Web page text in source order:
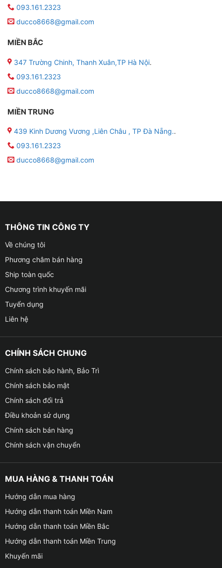
093.161.2323
ducco8668@gmail.com
MIỀN BẮC
347 Trường Chinh, Thanh Xuân,TP Hà Nội.
093.161.2323
ducco8668@gmail.com
MIỀN TRUNG
439 Kinh Dương Vương ,Liên Châu , TP Đà Nẵng..
093.161.2323
ducco8668@gmail.com
THÔNG TIN CÔNG TY
Về chúng tôi
Phương châm bán hàng
Ship toàn quốc
Chương trình khuyến mãi
Tuyển dụng
Liên hệ
CHÍNH SÁCH CHUNG
Chính sách bảo hành, Bảo Trì
Chính sách bảo mật
Chính sách đổi trả
Điều khoản sử dụng
Chính sách bán hàng
Chính sách vận chuyển
MUA HÀNG & THANH TOÁN
Hướng dẫn mua hàng
Hướng dẫn thanh toán Miền Nam
Hướng dẫn thanh toán Miền Bắc
Hướng dẫn thanh toán Miền Trung
Khuyến mãi